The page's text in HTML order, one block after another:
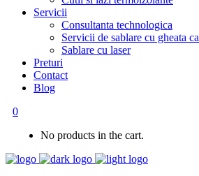
Servicii
Consultanta technologica
Servicii de sablare cu gheata
Sablare cu laser
Preturi
Contact
Blog
0
No products in the cart.